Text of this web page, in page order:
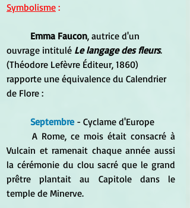
Symbolisme :
Emma Faucon, autrice d'un
ouvrage intitulé Le langage des fleurs.
(Théodore Lefèvre Éditeur, 1860)
rapporte une équivalence du Calendrier
de Flore :
Septembre - Cyclame d'Europe
Vulcain et ramenait chaque année aussi
la cérémonie du clou sacré que le grand
prêtre plantait au Capitole dans le
temple de Minerve.